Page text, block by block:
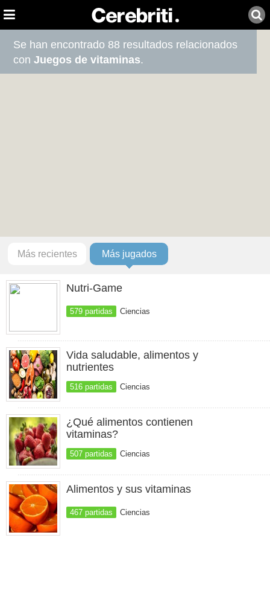
Se han encontrado 88 resultados relacionados
conJuegos de vitaminas.
Más recientes Más jugados
Nutri-Game
579 partidas Ciencias
Vida saludable, alimentos y
nutrientes
516 partidas Ciencias
¿Qué alimentos contienen
vitaminas?
507 partidas Ciencias
Alimentos y sus vitaminas
467 partidas Ciencias